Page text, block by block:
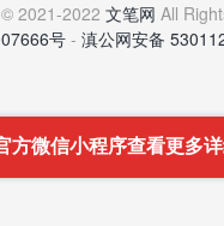
2021-2022 文笔网 All
号- 滇公网安备
方微信小程序查看更多